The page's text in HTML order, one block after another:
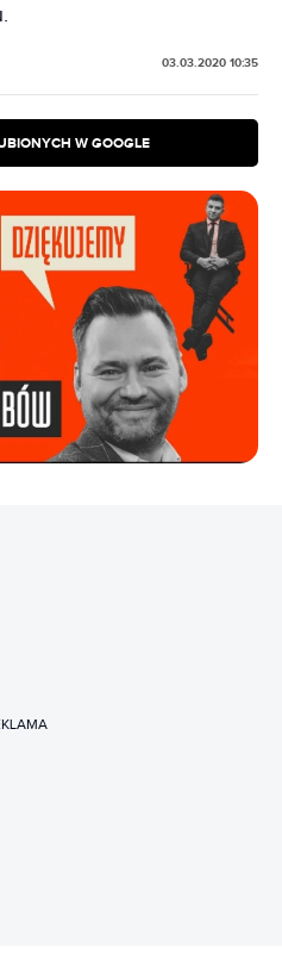
03.03.2020 10:35
W GOOGLE